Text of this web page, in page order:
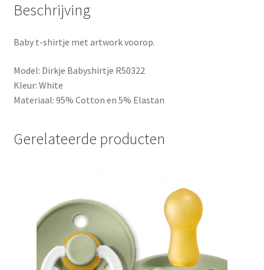
Beschrijving
Baby t-shirtje met artwork voorop.
Model: Dirkje Babyshirtje R50322
Kleur: White
Materiaal: 95% Cotton en 5% Elastan
Gerelateerde producten